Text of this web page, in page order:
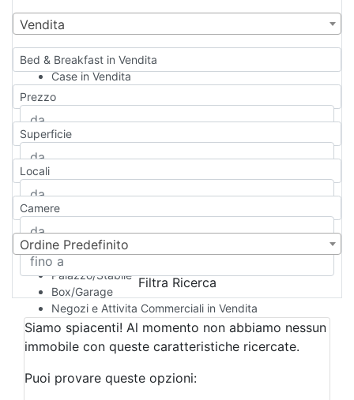
Vendita
Bed & Breakfast in Vendita
Case in Vendita
Qualsiasi
Appartamento
Casa indipendente
Casa Semi-indipendente
Attico/Mansarda
Rustico/Casale
Camera d'Albergo
Multiproprietà
Palazzo/Stabile
Box/Garage
Negozi e Attivita Commerciali in Vendita
Qualsiasi
Attività/Licenza Commerciale
Azienda Agricola
Bar/Ristorante
Prezzo
Superficie
Locali
Camere
Ordine Predefinito
Filtra Ricerca
Siamo spiacenti! Al momento non abbiamo nessun
immobile con queste caratteristiche ricercate.
Puoi provare queste opzioni: